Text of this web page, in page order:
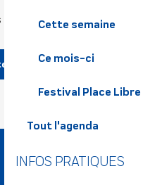
Cette semaine
Ce mois-ci
Festival Place Libre
Tout l'agenda
INFOS PRATIQUES
plus brefs délais.
nous